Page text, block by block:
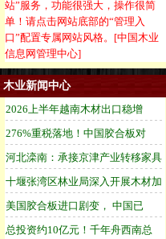
站”服务，功能很强大，操作很简
单！请点击网站底部的“管理入
口”配置专属网站风格。[中国木业
信息网管理中心]
木业新闻中心